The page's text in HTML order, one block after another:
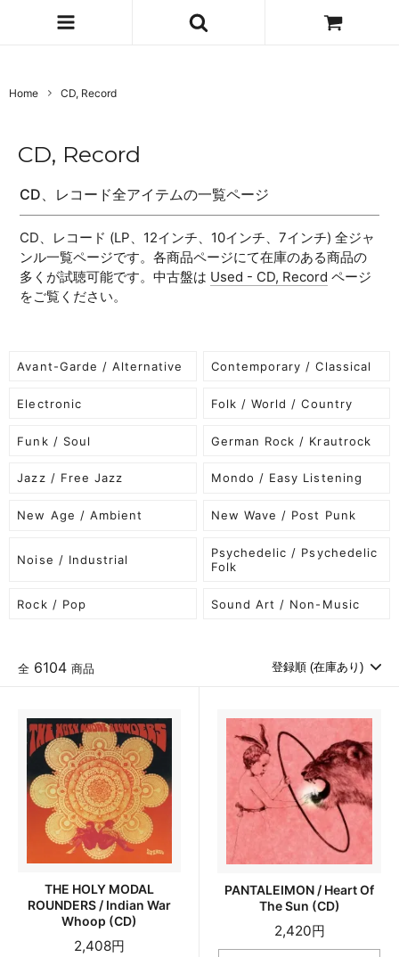
Home CD, Record
CD, Record
CD、レコード全アイテムの一覧ページ
CD、レコード (LP、12インチ、10インチ、7インチ) 全ジャ
ンル一覧ページです。各商品ページにて在庫のある商品の
多くが試聴可能です。中古盤は Used - CD, Record ページ
をご覧ください。
Avant-Garde / Alternative Contemporary / Classical
Electronic Folk / World / Country
Funk / Soul German Rock / Krautrock
Jazz / Free Jazz Mondo / Easy Listening
New Age / Ambient New Wave / Post Punk
Noise / Industrial
Psychedelic / Psychedelic
Folk
Rock / Pop Sound Art / Non-Music
全 6104 商品
THE HOLY MODAL
ROUNDERS / Indian War
Whoop (CD)
2,408円
PANTALEIMON / Heart Of
The Sun (CD)
2,420円